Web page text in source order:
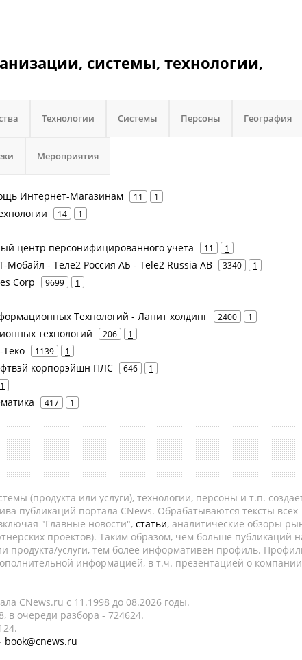
системы, технологии,
Технологии Системы Персоны География
Мероприятия
Интернет-Магазинам 11 1
14 1
центр персонифицированного учета 11 1
Мобайл - Теле2 Россия АБ - Tele2 Russia AB 3340 1
Corp 9699 1
Технологий - Ланит холдинг 2400 1
технологий 206 1
1139 1
корпорэйшн ПЛС 646 1
1
417 1
(продукта или услуги), технологии, персоны и т.п.
публикаций портала CNews. Обрабатываются тексты всех
"Главные новости", статьи, аналитические обзоры
проектов). Таким образом, чем больше публикаций
продукта/услуги, тем более информативен профиль.
информацией, в т.ч. презентацией о
CNews.ru c 11.1998 до 08.2026 годы.
в очереди разбора - 724624.
book@cnews.ru